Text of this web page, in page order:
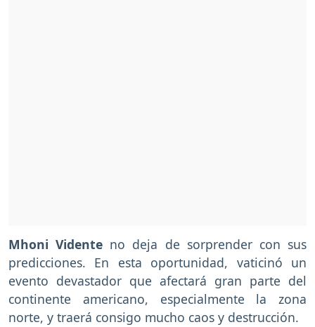
Mhoni Vidente no deja de sorprender con sus
predicciones. En esta oportunidad, vaticinó un
evento devastador que afectará gran parte del
continente americano, especialmente la zona
norte, y traerá consigo mucho caos y destrucción.